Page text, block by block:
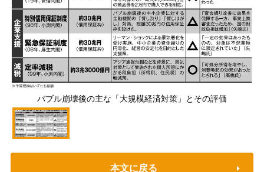
バブル崩壊後の主な「大規模経済対策」とその評価
本文に戻る